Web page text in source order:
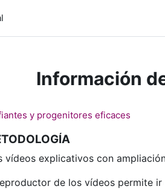
Información
y progenitores eficaces
vídeos explicativos con
de los vídeos permite